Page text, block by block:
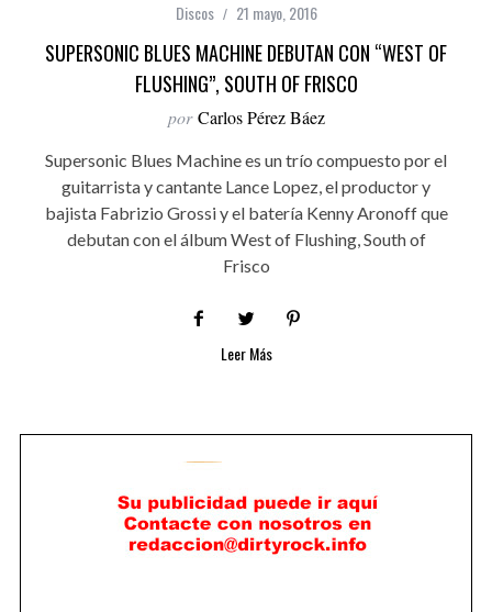
Discos 21 mayo, 2016
SUPERSONIC BLUES MACHINE DEBUTAN CON “WEST OF
FLUSHING”, SOUTH OF FRISCO
por Carlos Pérez Báez
Supersonic Blues Machine es un trío compuesto por el
guitarrista y cantante Lance Lopez, el productor y
bajista Fabrizio Grossi y el batería Kenny Aronoff que
debutan con el álbum West of Flushing, South of
Frisco
Leer Más